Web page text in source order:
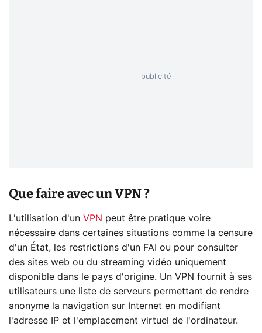
Que faire avec un VPN ?
L'utilisation d'un VPN peut être pratique voire
nécessaire dans certaines situations comme la censure
d'un État, les restrictions d'un FAI ou pour consulter
des sites web ou du streaming vidéo uniquement
disponible dans le pays d'origine. Un VPN fournit à ses
utilisateurs une liste de serveurs permettant de rendre
anonyme la navigation sur Internet en modifiant
l'adresse IP et l'emplacement virtuel de l'ordinateur.